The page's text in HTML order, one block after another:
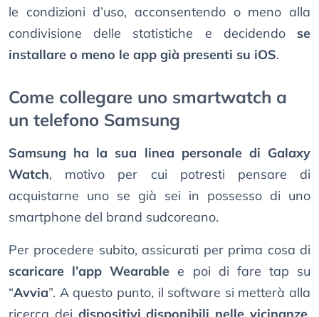
le condizioni d’uso, acconsentendo o meno alla
condivisione delle statistiche e decidendo se
installare o meno le app già presenti su iOS.
Come collegare uno smartwatch a
un telefono Samsung
Samsung ha la sua linea personale di Galaxy
Watch, motivo per cui potresti pensare di
acquistarne uno se già sei in possesso di uno
smartphone del brand sudcoreano.
Per procedere subito, assicurati per prima cosa di
scaricare l’app Wearable e poi di fare tap su
“Avvia”. A questo punto, il software si metterà alla